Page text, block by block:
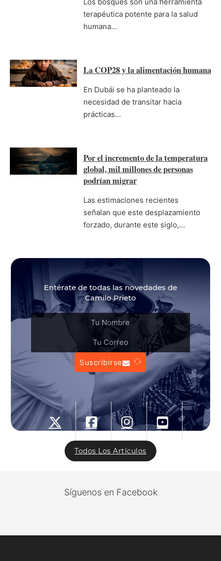
terapéutica potente para la salud
humana…
La COP28 y la alimentación humana
En Dubái se ha planteado la
necesidad de transitar hacia
prácticas…
Por el incremento de la temperatura
global, mil millones de personas
podrían migrar
Las estimaciones recientes
señalan que este desplazamiento
forzado, durante este siglo,…
Entérate de todas las novedades de
Camilo Prieto
Suscribirse
Todos Los Artículos
Síguenos en Facebook